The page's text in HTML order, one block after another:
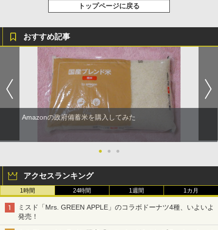
トップページに戻る
おすすめ記事
Amazonの政府備蓄米を購入してみた
● ● ●
アクセスランキング
1時間 24時間 1週間 1カ月
ミスド「Mrs. GREEN APPLE」のコラボドーナツ4種、いよいよ
発売！